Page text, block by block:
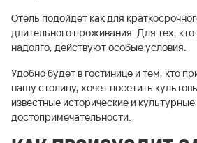
Отель подойдет как для
длительного проживания. Для тех,
надолго, действуют особые условия.
Удобно будет в гостинице и тем, кто
нашу столицу, хочет посетить
известные исторические и культурные
достопримечательности.